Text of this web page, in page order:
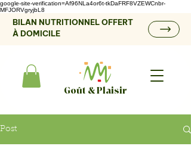
google-site-verification=Af96NLa4or6t-tkDaFRF8VZEWCnbr-
MFJORVgryjbL8
BILAN NUTRITIONNEL OFFERT
À DOMICILE
Goût & Plaisir
Post